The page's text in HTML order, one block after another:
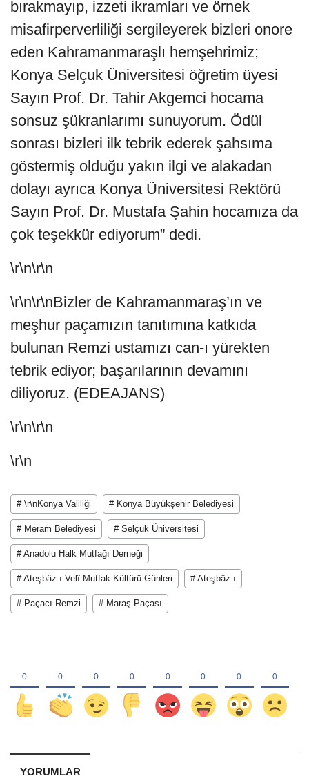
bırakmayıp, izzeti ikramları ve örnek
misafirperverliliği sergileyerek bizleri onore
eden Kahramanmaraşlı hemşehrimiz;
Konya Selçuk Üniversitesi öğretim üyesi
Sayın Prof. Dr. Tahir Akgemci hocama
sonsuz şükranlarımı sunuyorum. Ödül
sonrası bizleri ilk tebrik ederek şahsıma
göstermiş olduğu yakın ilgi ve alakadan
dolayı ayrıca Konya Üniversitesi Rektörü
Sayın Prof. Dr. Mustafa Şahin hocamıza da
çok teşekkür ediyorum” dedi.
\r\n\r\n
\r\n\r\nBizler de Kahramanmaraş’ın ve
meşhur paçamızın tanıtımına katkıda
bulunan Remzi ustamızı can-ı yürekten
tebrik ediyor; başarılarının devamını
diliyoruz. (EDEAJANS)
\r\n\r\n
\r\n
# \r\nKonya Valiliği # Konya Büyükşehir Belediyesi
# Meram Belediyesi # Selçuk Üniversitesi
# Anadolu Halk Mutfağı Derneği
# Ateşbâz-ı Velî Mutfak Kültürü Günleri # Ateşbâz-ı
# Paçacı Remzi # Maraş Paçası
YORUMLAR